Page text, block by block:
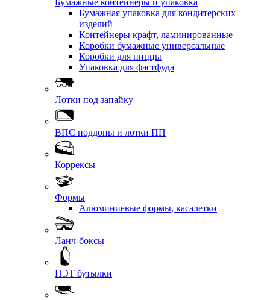
Бумажные контейнеры и упаковка
Бумажная упаковка для кондитерских
изделий
Контейнеры крафт, ламинированные
Коробки бумажные универсальные
Коробки для пиццы
Упаковка для фастфуда
Лотки под запайку
ВПС поддоны и лотки ПП
Коррексы
Формы
Алюминиевые формы, касалетки
Ланч-боксы
ПЭТ бутылки